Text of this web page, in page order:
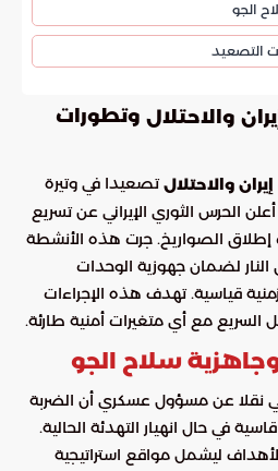
الجو
التصعيد
والاحتلال وتطورات
والاحتلالتصعيدا في وتيرة
الحرس الثوري الإيراني عن تسريع
إطلاق الصواريخ. جرت هذه الأنشطة
لضمان جهوزية الوحدات
قياسية. تهدف هذه الإجراءات
السريع مع أي متغيرات أمنية طارئة.
وجاهزية سلاح الجو
نقلا عن مسؤول عسكري أن الضربة
في حال انهيار التهدئة الحالية.
ليشمل مواقع استراتيجية